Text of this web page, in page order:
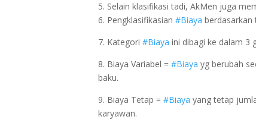
5. Selain klasifikasi tadi, AkMen juga
6. Pengklasifikasian#Biaya berdasarkan
7. Kategori#Biaya ini dibagi ke dalam 3
8. Biaya Variabel =#Biaya yg berubah
baku.
9. Biaya Tetap =#Biaya yang tetap
karyawan.